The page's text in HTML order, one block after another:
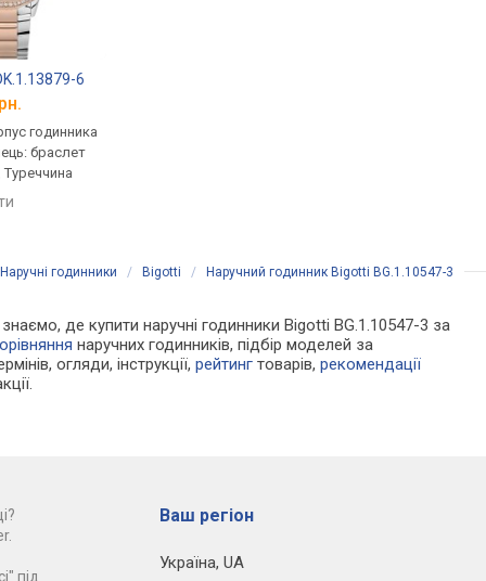
6
годинника
браслет
Туреччина
Наручні годинники / Bigotti / Наручний годинник Bigotti BG.1.10547-3
де купити наручні годинники Bigotti BG.1.10547-3 за
наручних годинників, підбір моделей за
огляди, інструкції,рейтинг товарів,рекомендації
під
Ваш регіон
Україна, UA